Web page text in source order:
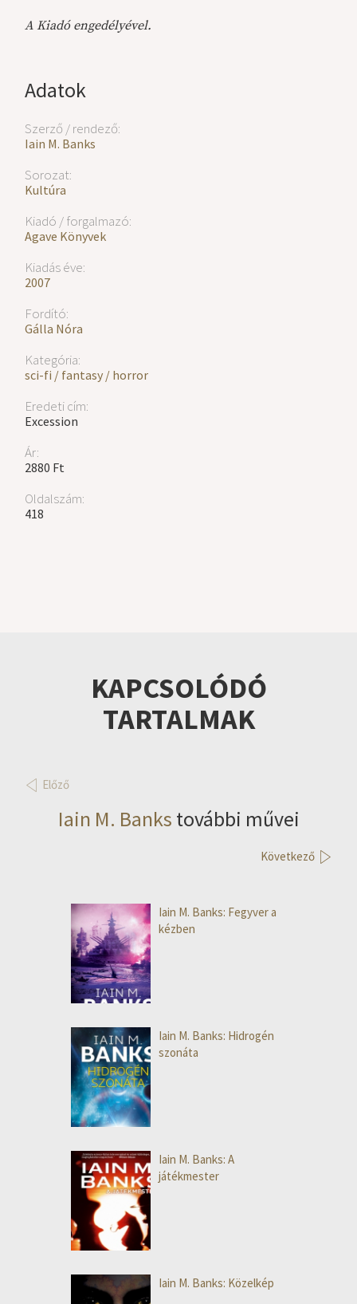
Adatok
Szerző / rendező:
Iain M. Banks
Sorozat:
Kultúra
Kiadó / forgalmazó:
Agave Könyvek
Kiadás éve:
2007
Fordító:
Gálla Nóra
Kategória:
sci-fi / fantasy / horror
Eredeti cím:
Excession
Ár:
2880 Ft
Oldalszám:
418
A Kiadó engedélyével.
KAPCSOLÓDÓ
TARTALMAK
Előző
Iain M. Banks további művei
Következő
Iain M. Banks: Fegyver a
kézben
Iain M. Banks: Hidrogén
szonáta
Iain M. Banks: A
játékmester
Iain M. Banks: Közelkép